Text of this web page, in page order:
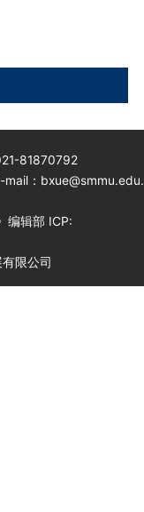
81870792
mail：bxue@smmu.edu.
编辑部 ICP:
限公司